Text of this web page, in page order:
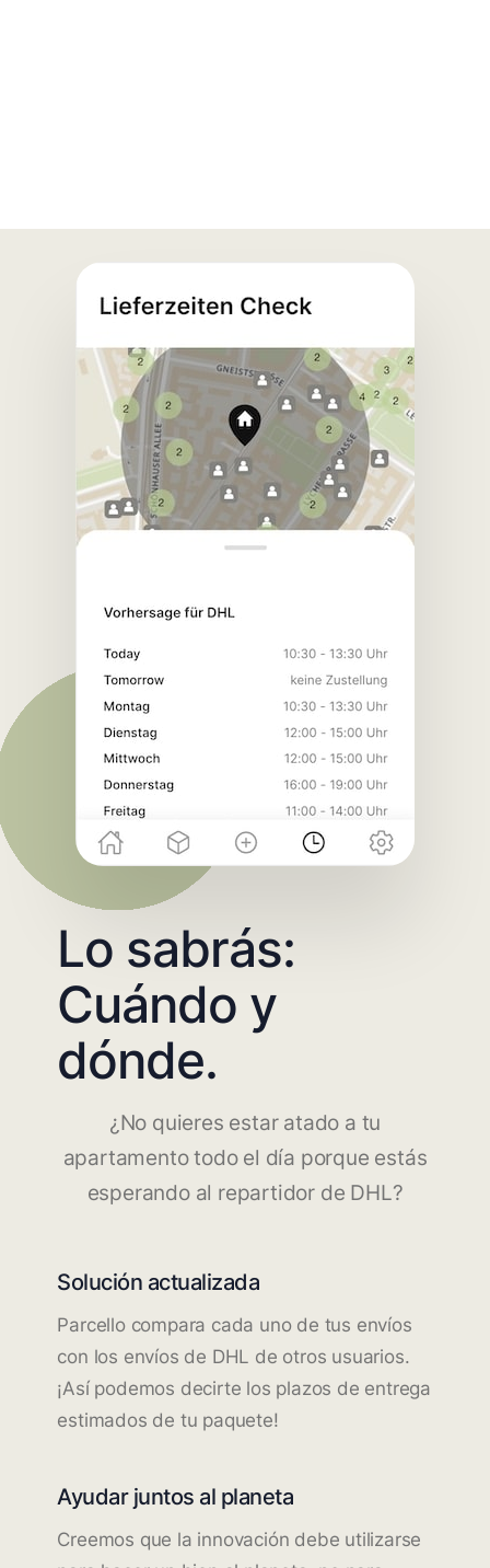
Lo sabrás:
Cuándo y
dónde.
¿No quieres estar atado a tu
apartamento todo el día porque estás
esperando al repartidor de DHL?
Solución actualizada
Parcello compara cada uno de tus envíos
con los envíos de DHL de otros usuarios.
¡Así podemos decirte los plazos de entrega
estimados de tu paquete!
Ayudar juntos al planeta
Creemos que la innovación debe utilizarse